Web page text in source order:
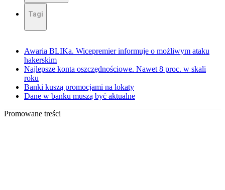
Tagi
Awaria BLIKa. Wicepremier informuje o możliwym ataku
hakerskim
Najlepsze konta oszczędnościowe. Nawet 8 proc. w skali
roku
Banki kuszą promocjami na lokaty
Dane w banku muszą być aktualne
Promowane treści